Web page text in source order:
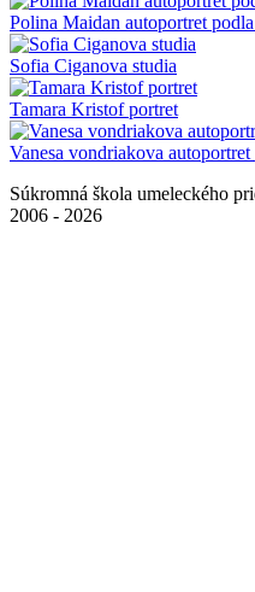
Polina Maidan autoportret
Sofia Ciganova studia
Tamara Kristof portret
Vanesa vondriakova
Súkromná škola umeleckého
2006 - 2026